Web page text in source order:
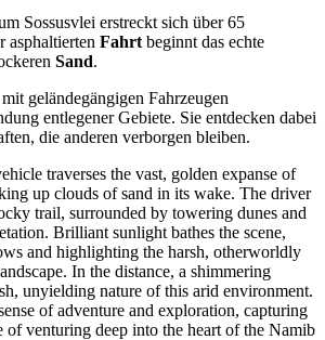
Sossusvlei erstreckt sich über 65
asphaltierten Fahrt beginnt das echte
Sand.
mit geländegängigen Fahrzeugen
entlegener Gebiete. Sie entdecken dabei
die anderen verborgen bleiben.